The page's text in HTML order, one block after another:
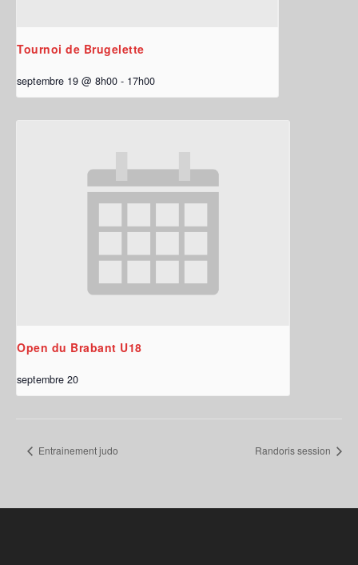
Tournoi de Brugelette
septembre 19 @ 8h00 - 17h00
Open du Brabant U18
septembre 20
Entrainement judo Randoris session